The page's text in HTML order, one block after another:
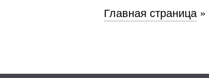
Главная страница »